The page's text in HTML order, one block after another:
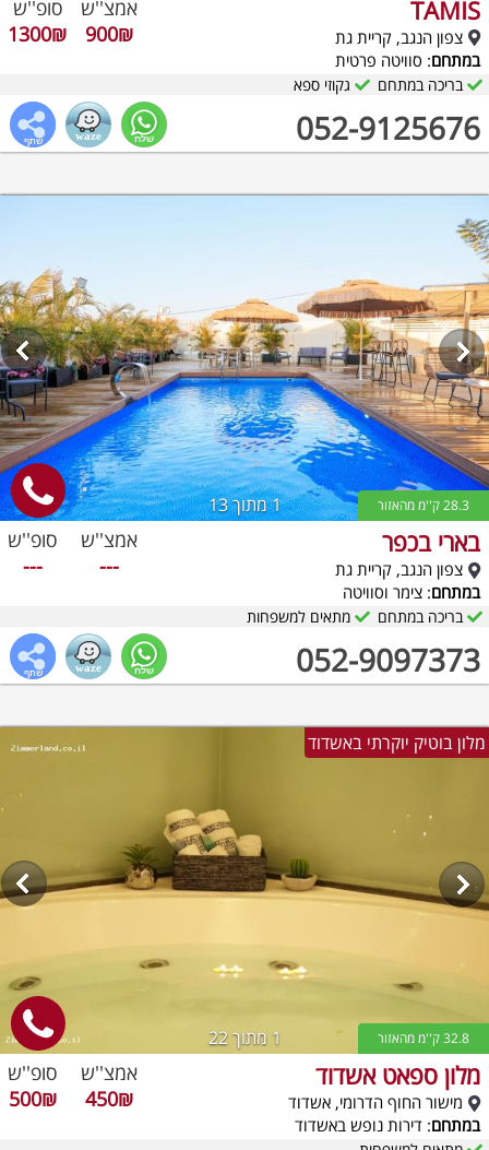
TAMIS
צפון הנגב, קריית גת
במתחם: סוויטה פרטית
052-9125676
אמצ''ש
900₪
סופ''ש
1300₪
בריכה במתחם גקוזי ספא
1מתוך 13 28.3 ק''מ מהאזור
בארי בכפר
צפון הנגב, קריית גת
במתחם: צימר וסוויטה
052-9097373
אמצ''ש
---
סופ''ש
---
בריכה במתחם מתאים למשפחות
מלון בוטיק יוקרתי באשדוד
1 מתוך 22 32.8 ק''מ מהאזור
מלון ספאט אשדוד
מישור החוף הדרומי, אשדוד
במתחם: דירות נופש באשדוד
אמצ''ש
450₪
סופ''ש
500₪